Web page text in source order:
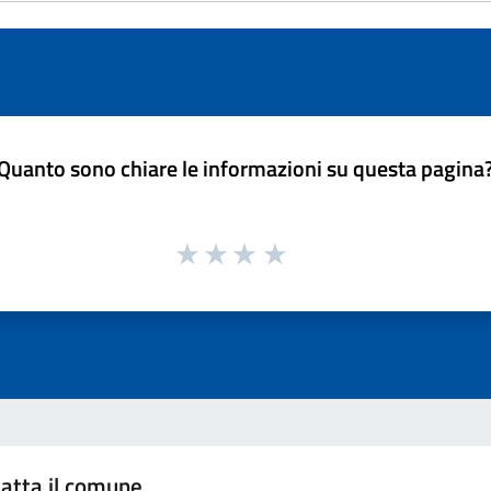
sono chiare le informazioni su questa